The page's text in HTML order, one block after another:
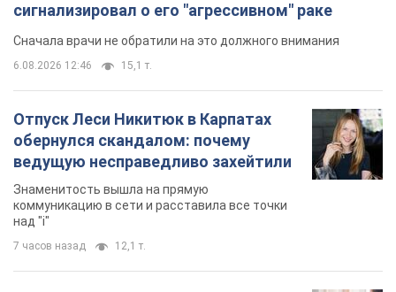
сигнализировал о его "агрессивном" раке
Сначала врачи не обратили на это должного внимания
6.08.2026 12:46 15,1 т.
Отпуск Леси Никитюк в Карпатах
обернулся скандалом: почему
ведущую несправедливо захейтили
Знаменитость вышла на прямую
коммуникацию в сети и расставила все точки
над "i"
7 часов назад 12,1 т.